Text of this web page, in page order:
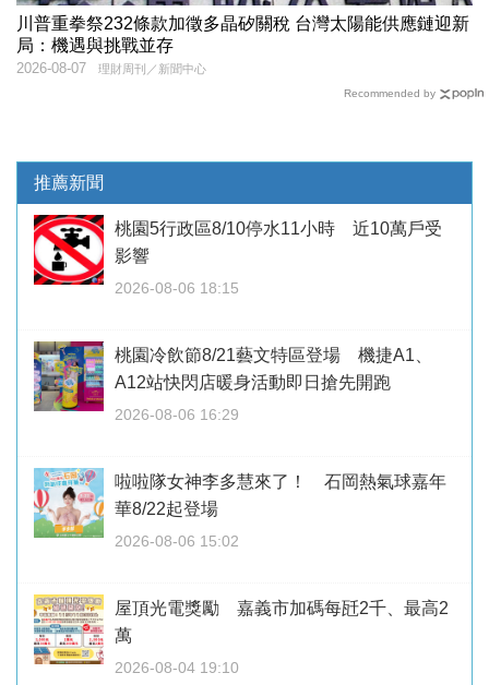
川普重拳祭232條款加徵多晶矽關稅 台灣太陽能供應鏈迎新
局：機遇與挑戰並存
理財周刊／新聞中心
2026-08-07
Recommended by
推薦新聞
桃園5行政區8/10停水11小時 近10萬戶受
影響
2026-08-06 18:15
桃園冷飲節8/21藝文特區登場 機捷A1、
A12站快閃店暖身活動即日搶先開跑
2026-08-06 16:29
啦啦隊女神李多慧來了！ 石岡熱氣球嘉年
華8/22起登場
2026-08-06 15:02
屋頂光電獎勵 嘉義市加碼每瓩2千、最高2
萬
2026-08-04 19:10